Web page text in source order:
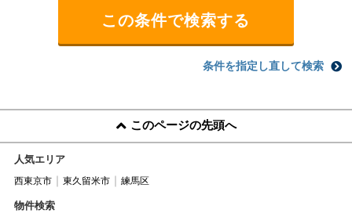
条件を指定し直して検索
このページの先頭へ
人気エリア
西東京市 東久留米市 練馬区
物件検索